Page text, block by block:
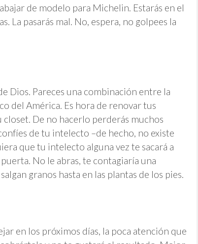
de modelo para Michelin. Estarás en el
La pasarás mal. No, espera, no golpees la
Dios. Pareces una combinación entre la
del América. Es hora de renovar tus
De no hacerlo perderás muchos
de tu intelecto –de hecho, no existe
que tu intelecto alguna vez te sacará a
No le abras, te contagiaría una
granos hasta en las plantas de los pies.
en los próximos días, la poca atención que